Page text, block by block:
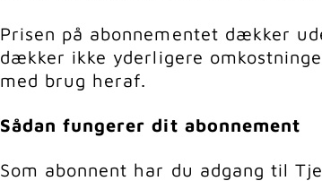
Prisen på abonnementet dækker
dækker ikke yderligere
med brug heraf.
Sådan fungerer dit abonnement
Som abonnent har du adgang til